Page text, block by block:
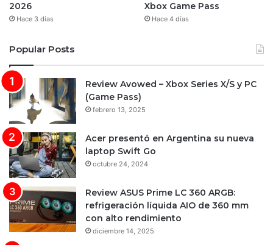
2026
Hace 3 días
Xbox Game Pass
Hace 4 días
Popular Posts
Review Avowed – Xbox Series X/S y PC
(Game Pass)
febrero 13, 2025
Acer presentó en Argentina su nueva
laptop Swift Go
octubre 24, 2024
Review ASUS Prime LC 360 ARGB:
refrigeración líquida AIO de 360 mm
con alto rendimiento
diciembre 14, 2025